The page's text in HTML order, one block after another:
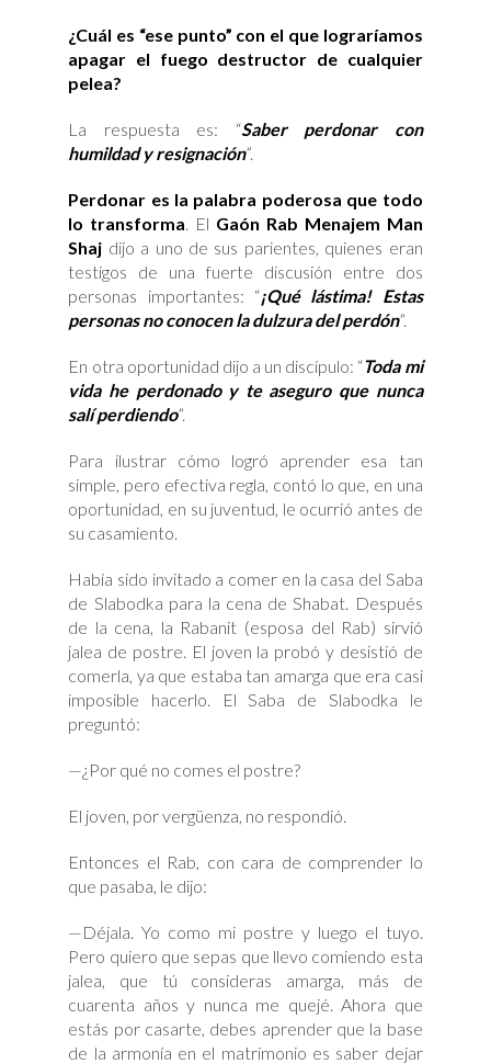
¿Cuál es “ese punto” con el que lograríamos
apagar el fuego destructor de cualquier
pelea?
La respuesta es: “Saber perdonar con
humildad y resignación”.
Perdonar es la palabra poderosa que todo
lo transforma. El Gaón Rab Menajem Man
Shaj dijo a uno de sus parientes, quienes eran
testigos de una fuerte discusión entre dos
personas importantes: “¡Qué lástima! Estas
personas no conocen la dulzura del perdón”.
En otra oportunidad dijo a un discípulo: “Toda mi
vida he perdonado y te aseguro que nunca
salí perdiendo”.
Para ilustrar cómo logró aprender esa tan
simple, pero efectiva regla, contó lo que, en una
oportunidad, en su juventud, le ocurrió antes de
su casamiento.
Había sido invitado a comer en la casa del Saba
de Slabodka para la cena de Shabat. Después
de la cena, la Rabanit (esposa del Rab) sirvió
jalea de postre. El joven la probó y desistió de
comerla, ya que estaba tan amarga que era casi
imposible hacerlo. El Saba de Slabodka le
preguntó:
—¿Por qué no comes el postre?
El joven, por vergüenza, no respondió.
Entonces el Rab, con cara de comprender lo
que pasaba, le dijo:
—Déjala. Yo como mi postre y luego el tuyo.
Pero quiero que sepas que llevo comiendo esta
jalea, que tú consideras amarga, más de
cuarenta años y nunca me quejé. Ahora que
estás por casarte, debes aprender que la base
de la armonía en el matrimonio es saber dejar